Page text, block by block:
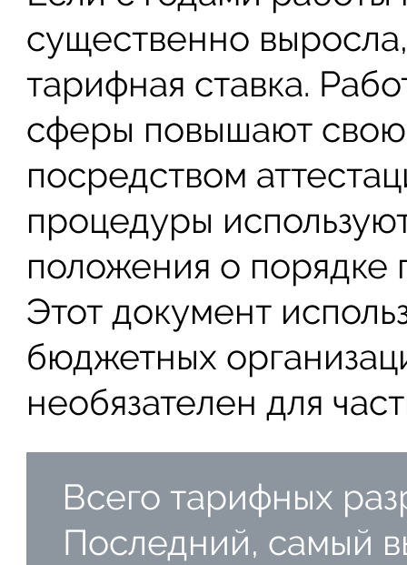
существенно
тарифная ставка.
сферы повышают
посредством
процедуры
положения о порядке
Этот документ
бюджетных
необязателен для
Всего тарифных
Последний, самый